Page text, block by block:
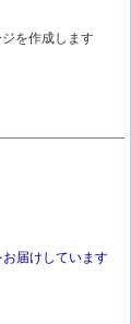
を作成します
届けしています